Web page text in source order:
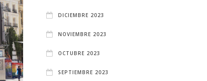
DICIEMBRE 2023
NOVIEMBRE 2023
OCTUBRE 2023
SEPTIEMBRE 2023